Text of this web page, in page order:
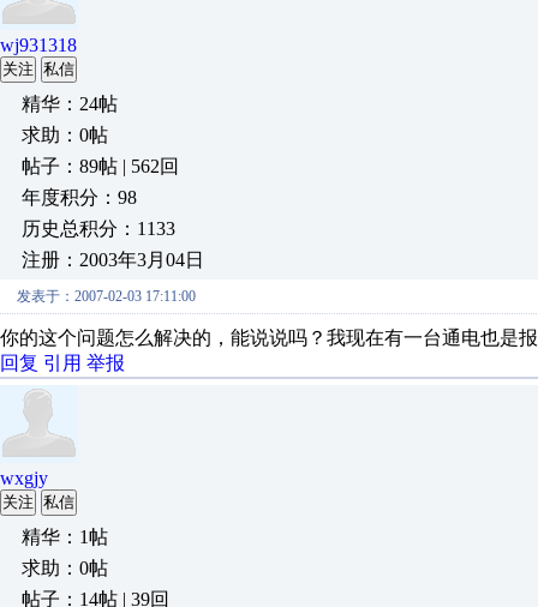
wj931318
关注 私信
精华：24帖
求助：0帖
帖子：89帖 | 562回
年度积分：98
历史总积分：1133
注册：2003年3月04日
发表于：2007-02-03 17:11:00
你的这个问题怎么解决的，能说说吗？我现在有一台通电也是报
回复 引用 举报
wxgjy
关注 私信
精华：1帖
求助：0帖
帖子：14帖 | 39回